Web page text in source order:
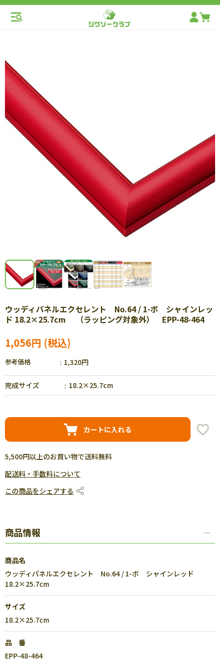
ウッディパネルエクセレント No.64 / 1-ボ シャインレッ
ド 18.2×25.7cm （ラッピング対象外） EPP-48-464
1,056円
参考価格 1,320円
完成サイズ 18.2×25.7cm
カートに入れる
5,500円以上のお買い物で送料無料
配送料・手数料について
この商品をシェアする
商品情報
商品名
ウッディパネルエクセレント No.64 / 1-ボ シャインレッド
18.2×25.7cm
サイズ
18.2×25.7cm
品 番
EPP-48-464